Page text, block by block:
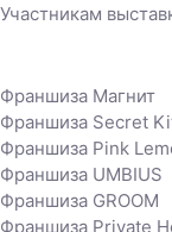
Участникам
Франшиза Магнит
Франшиза Secret
Франшиза Pink
Франшиза UMBIUS
Франшиза GROOM
Франшиза Private